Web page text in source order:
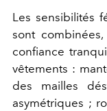
Les sensibilités
sont
confiance
vêtements :
des mailles
asymétriques ;